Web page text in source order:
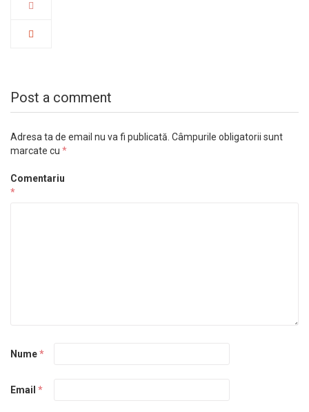
Post a comment
Adresa ta de email nu va fi publicată. Câmpurile obligatorii sunt
marcate cu *
Comentariu
*
Nume*
Email *